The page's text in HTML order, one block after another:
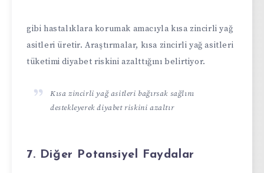
gibi hastalıklara korumak amacıyla kısa zincirli yağ
asitleri üretir. Araştırmalar, kısa zincirli yağ asitleri
tüketimi diyabet riskini azalttığını belirtiyor.
Kısa zincirli yağ asitleri bağırsak sağlını
destekleyerek diyabet riskini azaltır
7. Diğer Potansiyel Faydalar